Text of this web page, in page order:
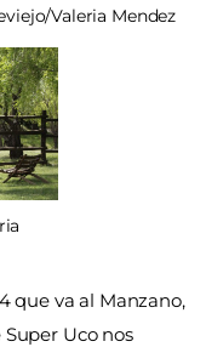
Valeria Mendez
que va al Manzano,
Uco nos